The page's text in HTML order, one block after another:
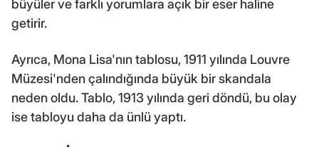
büyüler ve farklı yorumlara açık bir eser haline
getirir.
Ayrıca, Mona Lisa'nın tablosu, 1911 yılında Louvre
Müzesi'nden çalındığında büyük bir skandala
neden oldu. Tablo, 1913 yılında geri döndü, bu olay
ise tabloyu daha da ünlü yaptı.